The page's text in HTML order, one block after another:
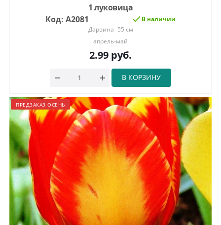
1 луковица
Код: А2081
В наличии
Дарвина 55 см
апрель-май
2.99 руб.
В КОРЗИНУ
ПРЕДЗАКАЗ ОСЕНЬ